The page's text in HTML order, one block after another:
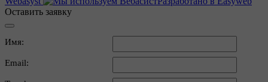
Оставить заявку
Имя:
Email: